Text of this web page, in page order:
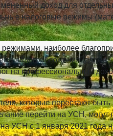
доход для
налоговые режимы
наиболее
налогооб­ложения (далее
на профессиональный
которые перестают быть
перейти на УСН, мо­гут
УСН с 1 января 2021 года